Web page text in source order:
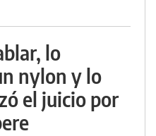
lo
nylon y lo
el juicio por